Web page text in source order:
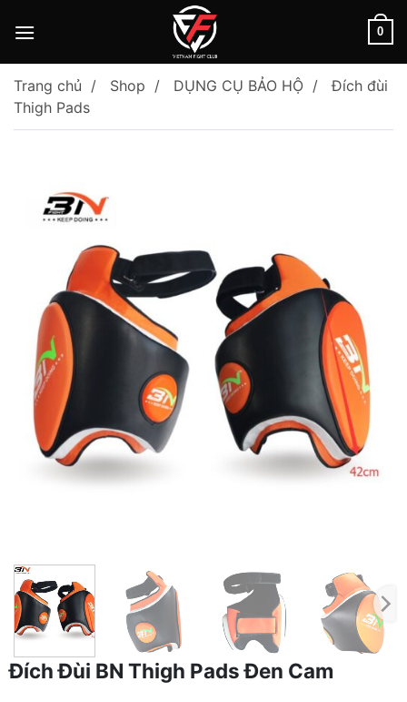
0
Trang chủ Shop DỤNG CỤ BẢO HỘ
Đích đùi
Thigh Pads
Đích Đùi BN Thigh Pads Đen Cam